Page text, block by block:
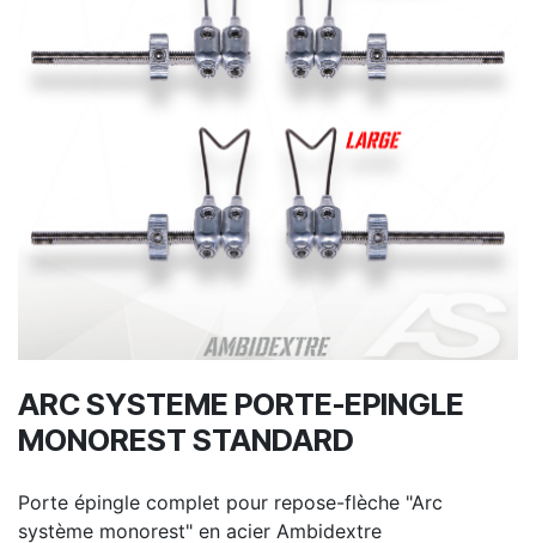
ARC SYSTEME PORTE-EPINGLE
MONOREST STANDARD
Porte épingle complet pour repose-flèche "Arc
système monorest" en acier Ambidextre